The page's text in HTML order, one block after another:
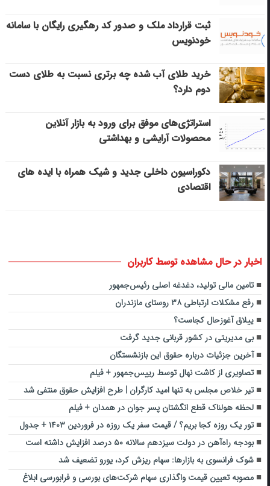
ثبت قرارداد ملک و صدور کد رهگیری رایگان با سامانه
خودنویس
خرید طلای آب شده چه برتری نسبت به طلای دست
دوم دارد؟
استراتژی‌های موفق برای ورود به بازار آنلاین
محصولات آرایشی و بهداشتی
دکوراسیون داخلی جدید و شیک همراه با ایده های
اقتصادی
اخبار در حال مشاهده توسط کاربران
تامین مالی تولید، دغدغه‌ اصلی رئیس‌جمهور
رفع مشکلات ارتباطی ۳۸ روستای مازندران
ییلاق آغوزحال کجاست؟
بی‌ مدیریتی در کشور قربانی جدید گرفت
آخرین جزئیات درباره حقوق این بازنشستگان
تصاویری از کاشت نهال توسط رییس‌جمهور + فیلم
تیر خلاص مجلس به تنها امید کارگران | طرح افزایش حقوق منتفی شد
لحظه هولناک قطع انگشتان پسر جوان در همدان + فیلم
تور یک روزه کجا بریم؟ / قیمت سفر یک روزه در فروردین ۱۴۰۳ + جدول
بودجه راه‌آهن در دولت سیزدهم سالانه ۵۰ درصد افزایش داشته است
شوک فرانسوی به بازارها: سهام ریزش کرد، یورو تضعیف شد
مصوبه تعیین قیمت واگذاری سهام شرکت‌های بورسی و فرابورسی ابلاغ